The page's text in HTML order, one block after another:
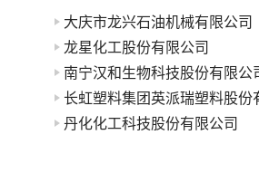
大庆市龙兴石油机械有限公司
龙星化工股份有限公司
南宁汉和生物科技股份有限公
长虹塑料集团英派瑞塑料股份
丹化化工科技股份有限公司